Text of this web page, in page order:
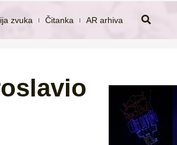
zvuka Čitanka AR arhiva